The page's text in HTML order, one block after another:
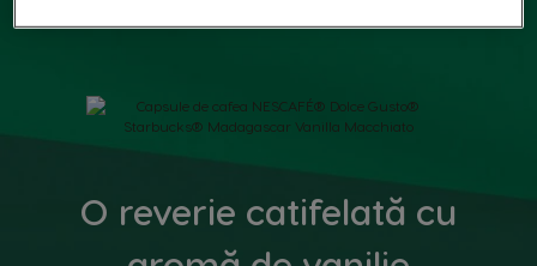
O reverie catifelată cu